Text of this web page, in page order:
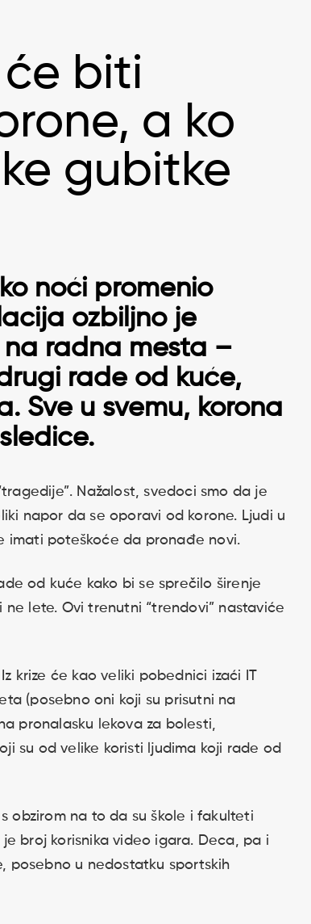
biti
a ko
gubitke
noći promenio
ozbiljno je
radna mesta –
rade od kuće,
Sve u svemu, korona
Nažalost, svedoci smo da je
napor da se oporavi od korone. Ljudi u
imati poteškoće da pronađe novi.
od kuće kako bi se sprečilo širenje
lete. Ovi trenutni “trendovi” nastaviće
krize će kao veliki pobednici izaći IT
(posebno oni koji su prisutni na
pronalasku lekova za bolesti,
su od velike koristi ljudima koji rade od
obzirom na to da su škole i fakulteti
broj korisnika video igara. Deca, pa i
posebno u nedostatku sportskih